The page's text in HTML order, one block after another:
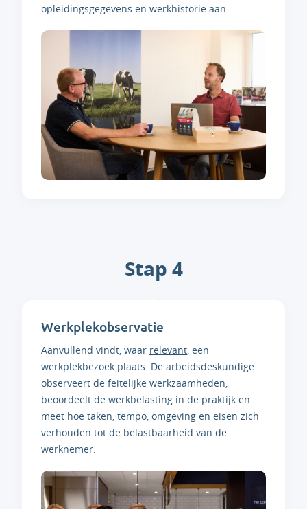
opleidingsgegevens en werkhistorie aan.
Stap 4
Werkplekobservatie
Aanvullend vindt, waar relevant, een
werkplekbezoek plaats. De arbeidsdeskundige
observeert de feitelijke werkzaamheden,
beoordeelt de werkbelasting in de praktijk en
meet hoe taken, tempo, omgeving en eisen zich
verhouden tot de belastbaarheid van de
werknemer.